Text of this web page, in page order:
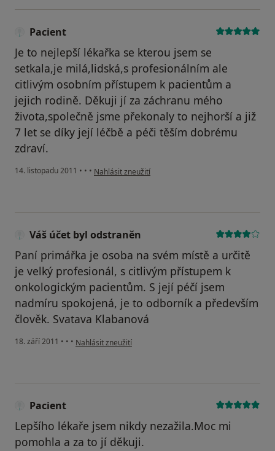
Pacient
Je to nejlepší lékařka se kterou jsem se
setkala,je milá,lidská,s profesionálním ale
citlivým osobním přístupem k pacientům a
jejich rodině. Děkuji jí za záchranu mého
života,společně jsme překonaly to nejhorší a již
7 let se díky její léčbě a péči těším dobrému
zdraví.
14. listopadu 2011 • • • podle názoru uživatele Pacient
Nahlásit zneužití
Váš účet byl odstraněn
Paní primářka je osoba na svém místě a určitě
je velký profesionál, s citlivým přístupem k
onkologickým pacientům. S její péčí jsem
nadmíru spokojená, je to odborník a především
člověk. Svatava Klabanová
18. září 2011 • • • podle názoru uživatele Váš účet byl odstraněn
Nahlásit zneužití
Pacient
Lepšího lékaře jsem nikdy nezažila.Moc mi
pomohla a za to jí děkuji.